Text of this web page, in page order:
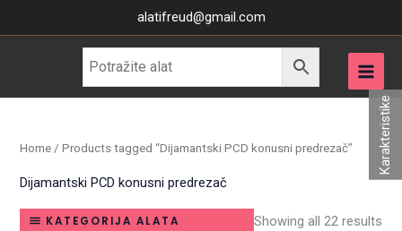
to
alatifreud@gmail.com
Home / Products tagged “Dijamantski PCD konusni predrezač”
Dijamantski PCD konusni predrezač
KATEGORIJA ALATA Showing all 22 results
Karakteristike